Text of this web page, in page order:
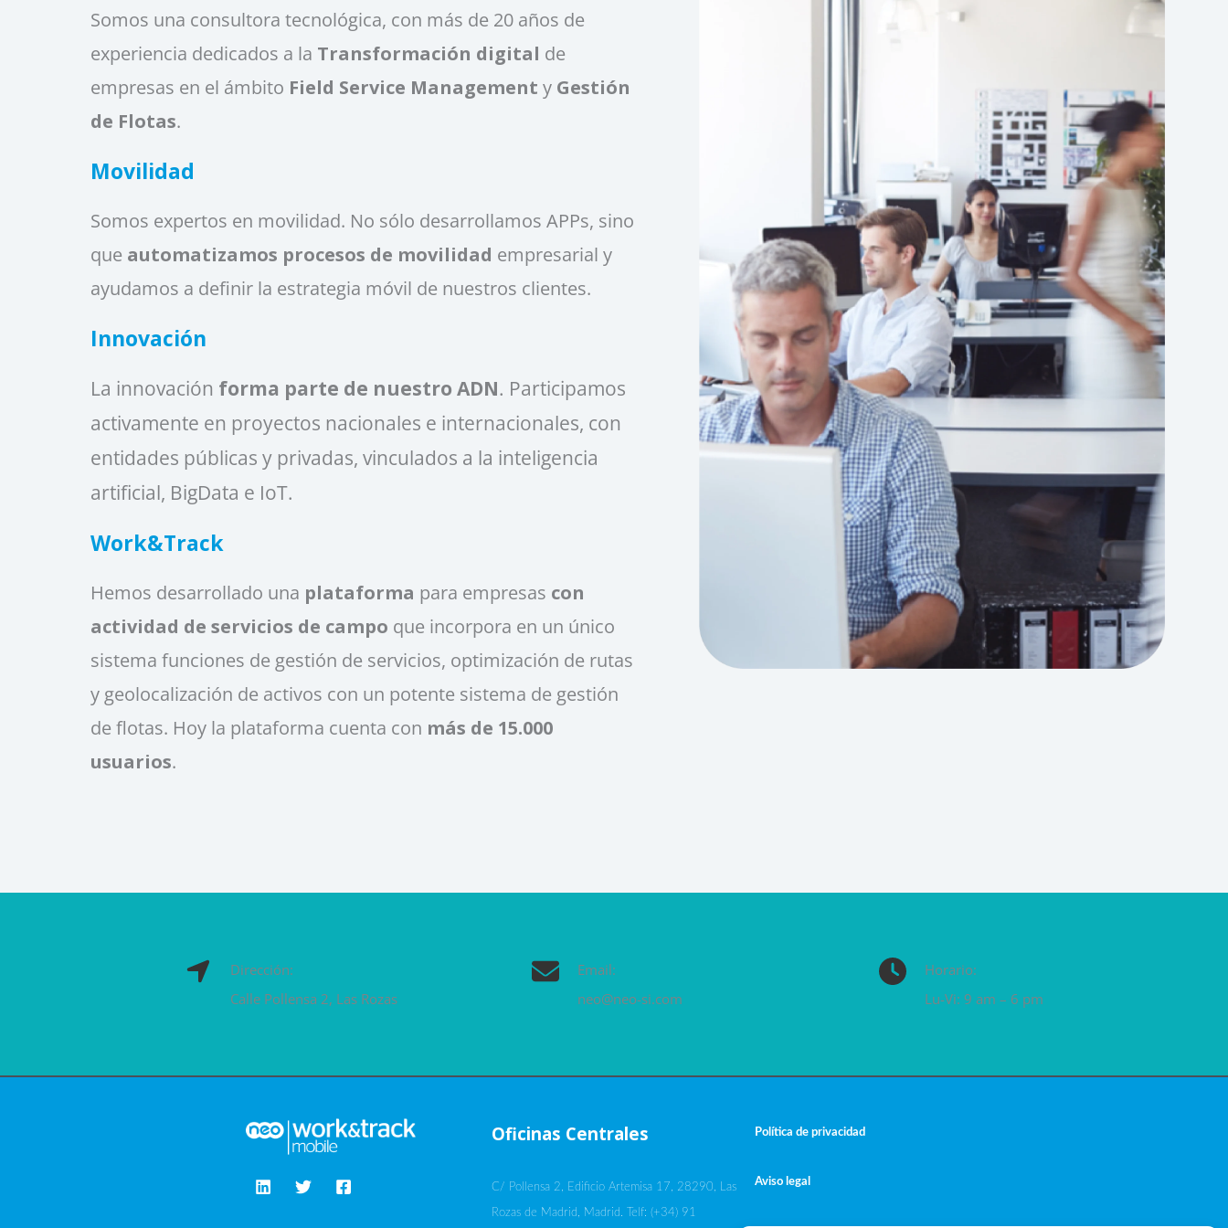
Somos una consultora tecnológica, con más de 20 años de
experiencia dedicados a la Transformación digital de
empresas en el ámbito Field Service Management y Gestión
de Flotas.
Movilidad
Somos expertos en movilidad. No sólo desarrollamos APPs, sino
que automatizamos procesos de movilidad empresarial y
ayudamos a definir la estrategia móvil de nuestros clientes.
Innovación
La innovación forma parte de nuestro ADN. Participamos
activamente en proyectos nacionales e internacionales, con
entidades públicas y privadas, vinculados a la inteligencia
artificial, BigData e IoT.
Work&Track
Hemos desarrollado una plataforma para empresas con
actividad de servicios de campo que incorpora en un único
sistema funciones de gestión de servicios, optimización de rutas
y geolocalización de activos con un potente sistema de gestión
de flotas. Hoy la plataforma cuenta con más de 15.000
usuarios.
Dirección:
Calle Pollensa 2, Las Rozas
Email:
neo@neo-si.com
Horario:
Lu-Vi: 9 am – 6 pm
Oficinas Centrales
C/ Pollensa 2, Edificio Artemisa 17, 28290, Las
Rozas de Madrid, Madrid. Telf: (+34) 91
Política de privacidad
Aviso legal